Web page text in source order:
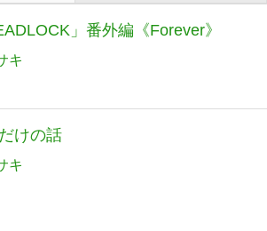
」番外編《Forever》
キ
けの話
キ